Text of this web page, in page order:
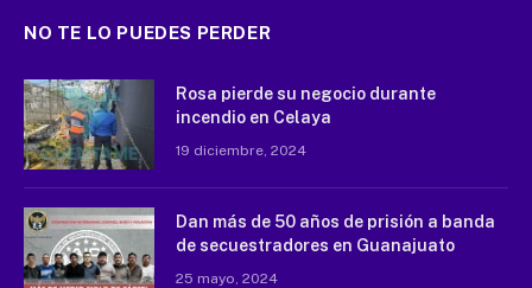
NO TE LO PUEDES PERDER
Rosa pierde su negocio durante
incendio en Celaya
19 diciembre, 2024
Dan más de 50 años de prisión a banda
de secuestradores en Guanajuato
25 mayo, 2024